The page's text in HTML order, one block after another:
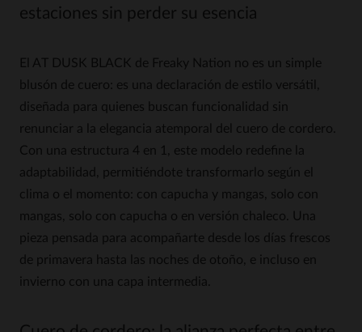
estaciones sin perder su esencia
El AT DUSK BLACK de Freaky Nation no es un simple
blusón de cuero: es una declaración de estilo versátil,
diseñada para quienes buscan funcionalidad sin
renunciar a la elegancia atemporal del cuero de cordero.
Con una estructura 4 en 1, este modelo redefine la
adaptabilidad, permitiéndote transformarlo según el
clima o el momento: con capucha y mangas, solo con
mangas, solo con capucha o en versión chaleco. Una
pieza pensada para acompañarte desde los días frescos
de primavera hasta las noches de otoño, e incluso en
invierno con una capa intermedia.